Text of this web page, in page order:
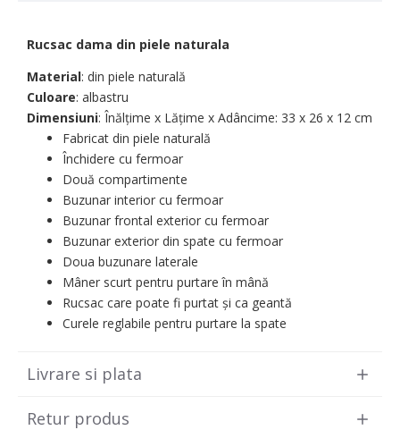
Rucsac dama din piele naturala
Material: din piele naturală
Culoare: albastru
Dimensiuni: Înălțime x Lățime x Adâncime: 33 х 26 х 12 cm
Fabricat din piele naturală
Închidere cu fermoar
Două compartimente
Buzunar interior cu fermoar
Buzunar frontal exterior cu fermoar
Buzunar exterior din spate cu fermoar
Doua buzunare laterale
Mâner scurt pentru purtare în mână
Rucsac care poate fi purtat și ca geantă
Curele reglabile pentru purtare la spate
Livrare si plata
Retur produs